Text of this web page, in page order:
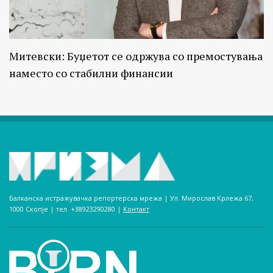
Митевски: Буџетот се одржува со премостувања
наместо со стабилни финансии
Балканска истражувачка репортерска мрежа | Ул. Мирослав Крлежа 67,
1000 Скопје | тел. +38923290280­ | Контакт